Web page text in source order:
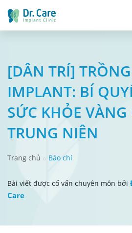
[DÂN TRÍ]
IMPLANT: BÍ
SỨC KHỎE
TRUNG NIÊN
Trang chủ Báo chí
Bài viết được cố vấn chuyên môn bởi
Care